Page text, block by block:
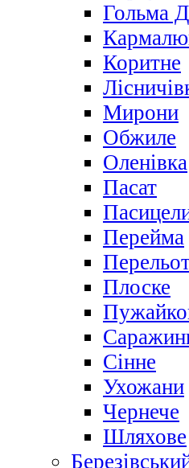
Гольма
Коритне
Мирони
Обжиле
Оленівка
Пасат
Перейма
Плоске
Сінне
Ухожани
Чернече
Шляхове